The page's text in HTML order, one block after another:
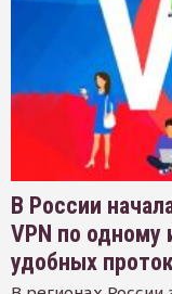
В России
VPN по одному
удобных